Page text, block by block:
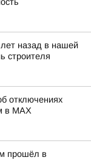
назад в нашей
строителя
отключениях
в MAX
прошёл в